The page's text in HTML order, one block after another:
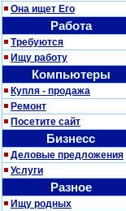
Она ищет Его
Работа
Требуются
Ищу работу
Компьютеры
Купля - продажа
Ремонт
Посетите сайт
Бизнесс
Деловые предложения
Услуги
Разное
Ищу родных